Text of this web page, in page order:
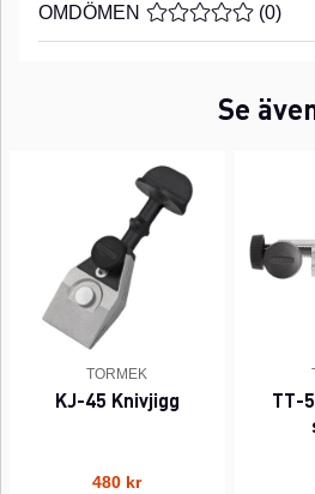
OMDÖMEN MEDELBETYG 0
(0)
Se
TORMEK
KJ-45 Knivjigg
480 kr
TT-